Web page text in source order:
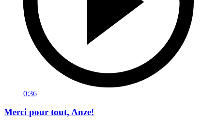
0:36
Merci pour tout, Anze!